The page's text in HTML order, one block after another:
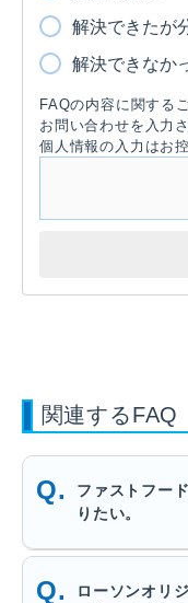
解決できたが
解決できなか
FAQの内容に関する
お問い合わせを入力
個人情報の入力はお
関連するFAQ
ファストフー
りたい。
ローソンオリ